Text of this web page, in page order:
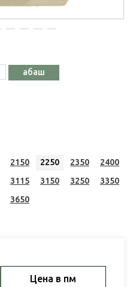
абаш
2150 2250 2350
2400
3115 3150 3250
3350
3650
Цена в пм